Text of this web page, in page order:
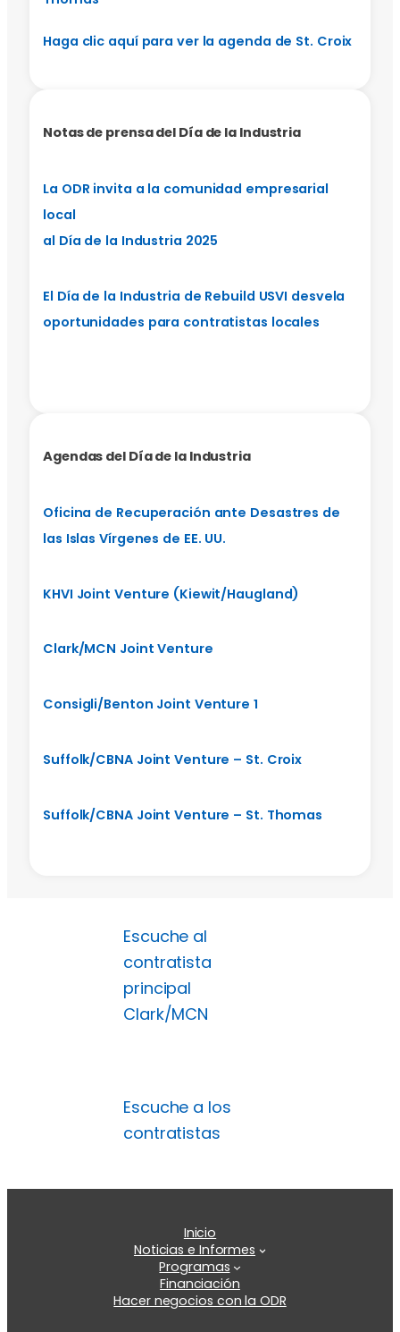
Haga clic aquí para ver la agenda de St. Croix
Notas de prensa del Día de la Industria
La ODR invita a la comunidad empresarial
local
al Día de la Industria 2025
El Día de la Industria de Rebuild USVI desvela
oportunidades para contratistas locales
Agendas del Día de la Industria
Oficina de Recuperación ante Desastres de
las Islas Vírgenes de EE. UU.
KHVI Joint Venture (Kiewit/Haugland)
Clark/MCN Joint Venture
Consigli/Benton Joint Venture 1
Suffolk/CBNA Joint Venture – St. Croix
Suffolk/CBNA Joint Venture – St. Thomas
Escuche al
contratista
principal
Clark/MCN
Escuche a los
contratistas
Inicio
Noticias e Informes
Programas
Financiación
Hacer negocios con la ODR